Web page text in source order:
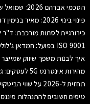
הסכמי אברהם 2026: שמואל שי חושף הזדמנויות השקעה במפרץ
פינוי בינוי 2026: מאיר בנימין דוידי חושף מה קבלנים לא מספרים
כירורגיית לסתות מורכבת:
ISO 9001 בפועל: חמדאן ג'לולי מלמד איך ליישם תקן ב-90 יום
איך לבנות משפך שיווק שמייצר 300% יותר לידים – בשארה וסאם מדריך
מהירות אינטרנט 5G לעסקים: גל חיימוביץ' חושף מה באמת צריך ב-2026
תחזית ל-2026 על שווי הביטקוין והמטבעות הדיגיטליים המובילים
טיפים חשובים להתנהלות